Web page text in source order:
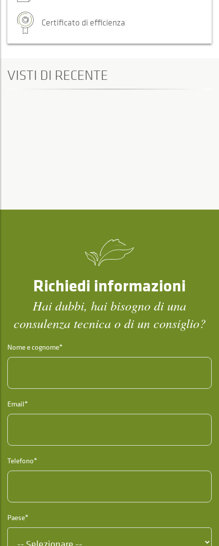
Certificato di efficienza
VISTI DI RECENTE
Richiedi informazioni
Hai dubbi, hai bisogno di una
consulenza tecnica o di un consiglio?
Nome e cognome*
Email*
Telefono*
Paese*